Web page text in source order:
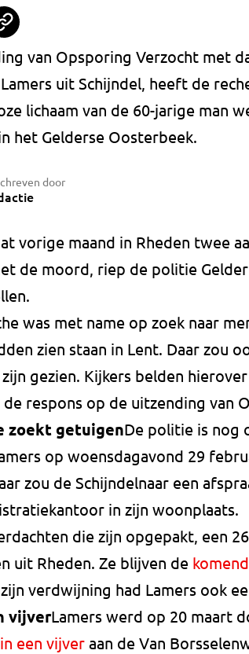
van Opsporing Verzocht met
uit Schijndel, heeft de
lichaam van de 60-jarige man
het Gelderse Oosterbeek.
door
vorige maand in Rheden twee
de moord, riep de politie
was met name op zoek naar
zien staan in Lent. Daar zou
zijn gezien. Kijkers belden
respons op de uitzending van
zoekt getuigenDe politie is nog
op woensdagavond 29
zou de Schijndelnaar een
in zijn woonplaats.
die zijn opgepakt, een
uit Rheden. Ze blijven de
verdwijning had Lamers ook
vijverLamers werd op 20 maart
een vijveraan de Van